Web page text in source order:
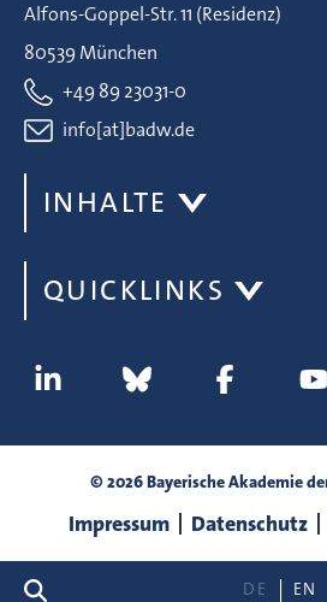
Suche DE EN
Alfons-Goppel-Str. 11 (Residenz)
80539 München
+49 89 23031-0
info[at]badw.de
INHALTE
QUICKLINKS
© 2026 Bayerische Akademie
Impressum Datenschutz